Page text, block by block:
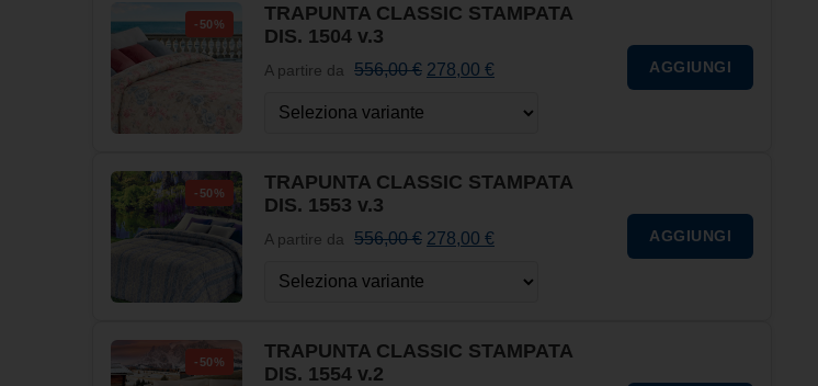
-50%
TRAPUNTA CLASSIC STAMPATA
DIS. 1504 v.3
A partire da 556,00€ 278,00 € AGGIUNGI
-50%
TRAPUNTA CLASSIC STAMPATA
DIS. 1553 v.3
A partire da 556,00€ 278,00 € AGGIUNGI
-50%
TRAPUNTA CLASSIC STAMPATA
DIS. 1554 v.2